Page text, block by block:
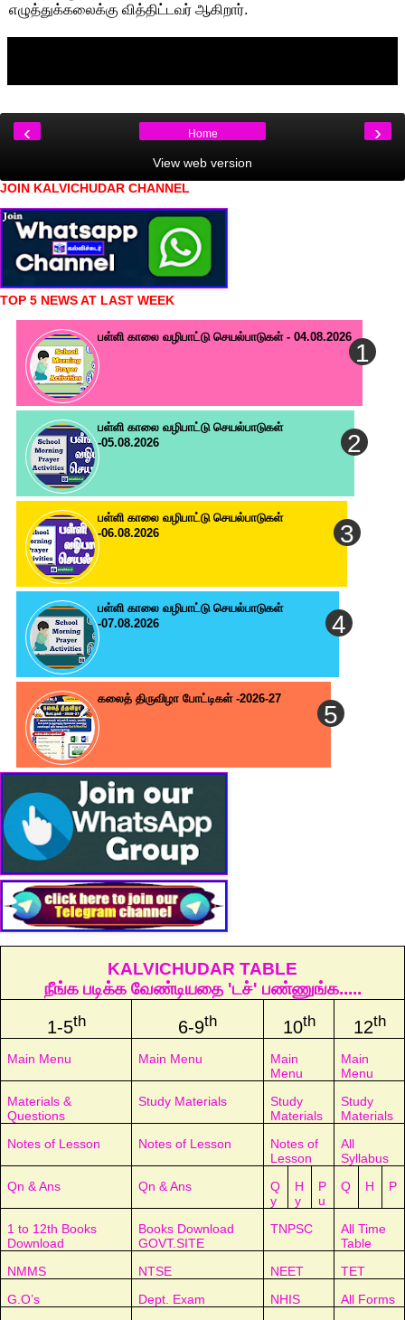
எழுத்துக்கலைக்கு வித்திட்டவர் ஆகிறார்.
‹ ›
Home
View web version
JOIN KALVICHUDAR CHANNEL
TOP 5 NEWS AT LAST WEEK
பள்ளி காலை வழிபாட்டு செயல்பாடுகள் - 04.08.2026
பள்ளி காலை வழிபாட்டு செயல்பாடுகள்
-05.08.2026
பள்ளி காலை வழிபாட்டு செயல்பாடுகள்
-06.08.2026
பள்ளி காலை வழிபாட்டு செயல்பாடுகள்
-07.08.2026
கலைத் திருவிழா போட்டிகள் -2026-27
KALVICHUDAR TABLE
நீங்க படிக்க வேண்டியதை 'டச்' பண்ணுங்க.....
1-5th 6-9th 10th 12th
Main Menu Main Menu
Main
Menu
Main
Menu
Materials &
Questions
Study Materials
Study
Materials
Study
Materials
Notes of Lesson
Notes of Lesson
Notes of
Lesson
All
Syllabus
Qn & Ans
Qn & Ans
Q
y
H
y
P
u
Q H P
1 to 12th Books
Download
Books Download
GOVT.SITE
TNPSC
All Time
Table
NMMS
NTSE NEET
TET
G.O’s
Dept. Exam NHIS All Forms